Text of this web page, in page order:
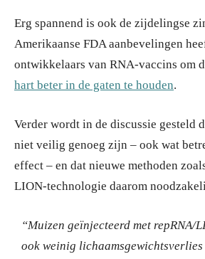
Erg spannend is ook de zijdelingse
Amerikaanse FDA aanbevelingen
ontwikkelaars van RNA-vaccins om
hart beter in de gaten te houden.
Verder wordt in de discussie gesteld
niet veilig genoeg zijn – ook wat
effect – en dat nieuwe methoden
LION-technologie daarom
“Muizen geïnjecteerd met repRNA/
ook weinig